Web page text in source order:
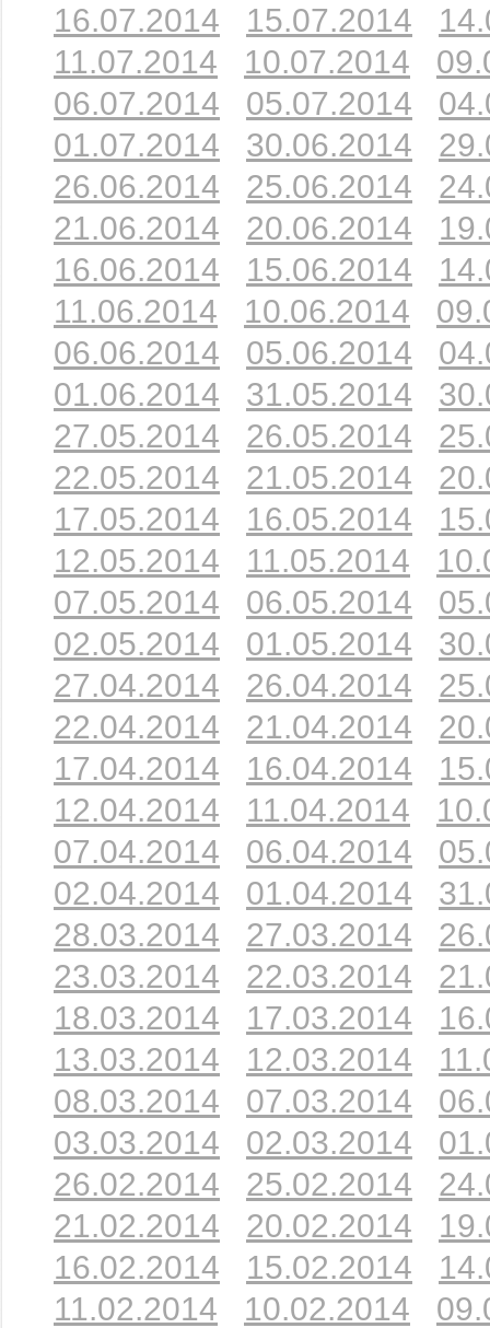
16.07.2014
15.07.2014
11.07.2014
10.07.2014
06.07.2014
05.07.2014
01.07.2014
30.06.2014
26.06.2014
25.06.2014
21.06.2014
20.06.2014
16.06.2014
15.06.2014
11.06.2014
10.06.2014
06.06.2014
05.06.2014
01.06.2014
31.05.2014
27.05.2014
26.05.2014
22.05.2014
21.05.2014
17.05.2014
16.05.2014
12.05.2014
11.05.2014
07.05.2014
06.05.2014
02.05.2014
01.05.2014
27.04.2014
26.04.2014
22.04.2014
21.04.2014
17.04.2014
16.04.2014
12.04.2014
11.04.2014
07.04.2014
06.04.2014
02.04.2014
01.04.2014
28.03.2014
27.03.2014
23.03.2014
22.03.2014
18.03.2014
17.03.2014
13.03.2014
12.03.2014
08.03.2014
07.03.2014
03.03.2014
02.03.2014
26.02.2014
25.02.2014
21.02.2014
20.02.2014
16.02.2014
15.02.2014
11.02.2014
10.02.2014